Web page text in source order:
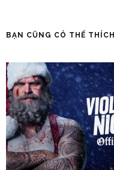
BẠN CŨNG CÓ THỂ THÍCH